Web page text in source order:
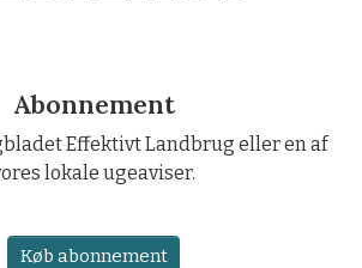
Abonnement
Effektivt Landbrug eller en af
lokale ugeaviser.
Køb abonnement